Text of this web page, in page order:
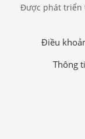
Được phát triển
Điều
Thông